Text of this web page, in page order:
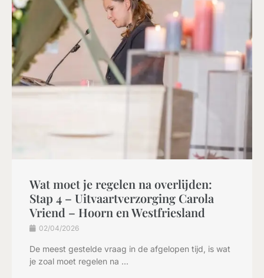
Wat moet je regelen na overlijden:
Stap 4 – Uitvaartverzorging Carola
Vriend – Hoorn en Westfriesland
02/04/2026
De meest gestelde vraag in de afgelopen tijd, is wat
je zoal moet regelen na ...